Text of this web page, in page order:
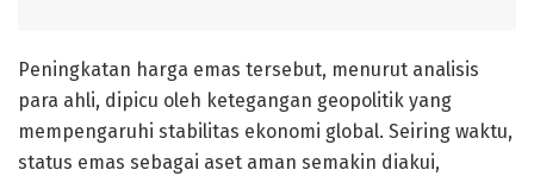
Peningkatan harga emas tersebut, menurut analisis
para ahli, dipicu oleh ketegangan geopolitik yang
mempengaruhi stabilitas ekonomi global. Seiring waktu,
status emas sebagai aset aman semakin diakui,